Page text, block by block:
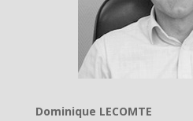
Dominique LECOMTE